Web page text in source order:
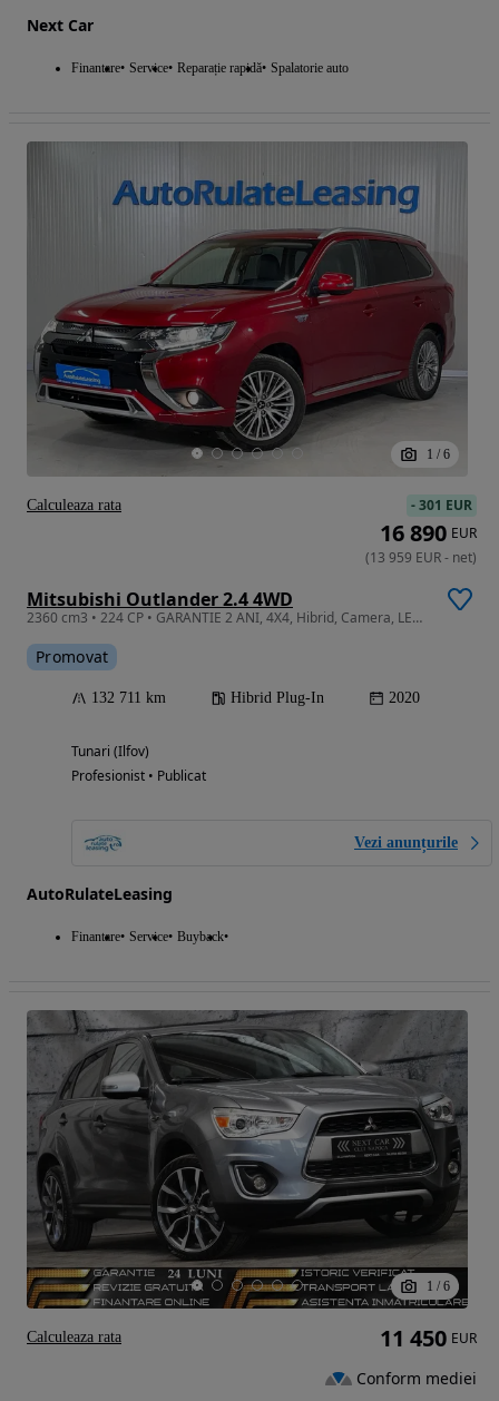
Next Car
Finantare Service Reparație rapidă Spalatorie auto
1 / 6
Mitsubishi Outlander 2.4 4WD
2360 cm3 • 224 CP • GARANTIE 2 ANI, 4X4, Hibrid, Camera, LED, Scaune incalzite
Promovat
132 711 km Hibrid Plug-In 2020
Tunari (Ilfov)
Profesionist • Publicat
Vezi anunțurile
AutoRulateLeasing
Finantare Service Buyback
-301 EUR
16 890 EUR
(13 959 EUR- net)
Calculeaza rata
1 / 6
11 450 EUR
Conform mediei
Calculeaza rata